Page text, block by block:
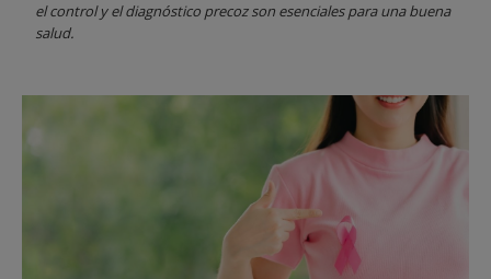
el control y el diagnóstico precoz son esenciales para una buena
salud.